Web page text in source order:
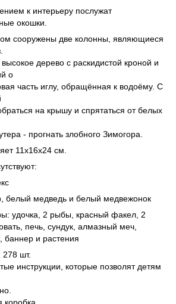
к интерьеру послужат
окошки.
сооружены две колонны, являющиеся
дерево с раскидистой кроной и
о
часть иглу, обращённая к водоёму. С
на крышу и спрятаться от белых
- прогнать злобного Зимогора.
11х16х24 см.
белый медведь и белый медвежонок
удочка, 2 рыбы, красный факел, 2
печь, сундук, алмазный меч,
и растения
278 шт.
инструкции, которые позволят детям
коробка.